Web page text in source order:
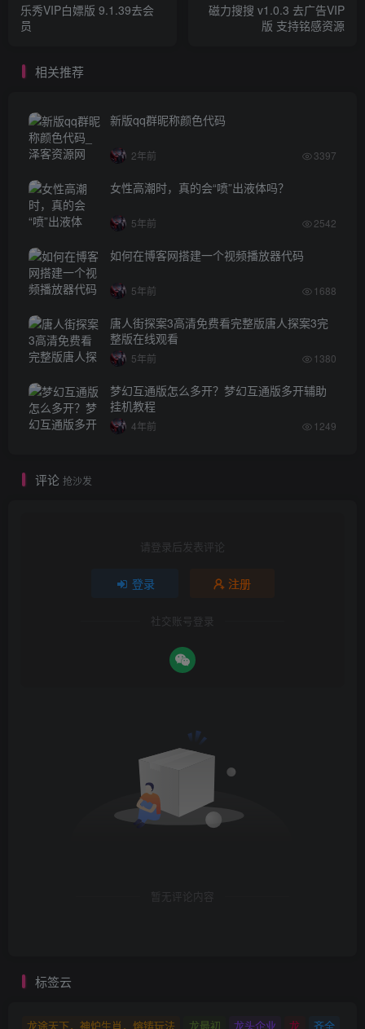
乐秀VIP白嫖版 9.1.39去会
员
磁力搜搜 v1.0.3 去广告VIP
版 支持铭感资源
相关推荐
新版qq群昵称颜色代码
2年前 3397
女性高潮时，真的会“喷”出液体吗？
5年前 2542
如何在博客网搭建一个视频播放器代码
5年前 1688
唐人街探案3高清免费看完整版唐人探案3完
整版在线观看
5年前 1380
梦幻互通版怎么多开？梦幻互通版多开辅助
挂机教程
4年前 1249
评论 抢沙发
请登录后发表评论
登录 注册
社交账号登录
暂无评论内容
标签云
龙途天下，神炉生肖，熔铸玩法 龙最初 龙头企业 龙 齐全